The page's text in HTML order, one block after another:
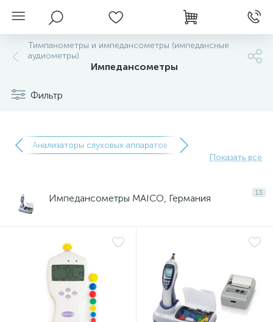
Тимпанометры и импедансометры (импедансные
аудиометры)
Импедансометры
Фильтр
Анализаторы слуховых аппаратов
Показать все
13
Импедансометры MAICO, Германия